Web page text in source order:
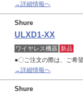
→詳細情報へ
Shure
ULXD1-XX
ワイヤレス機器 新品
●〇ご注文の際は、ご希
→詳細情報へ
Shure